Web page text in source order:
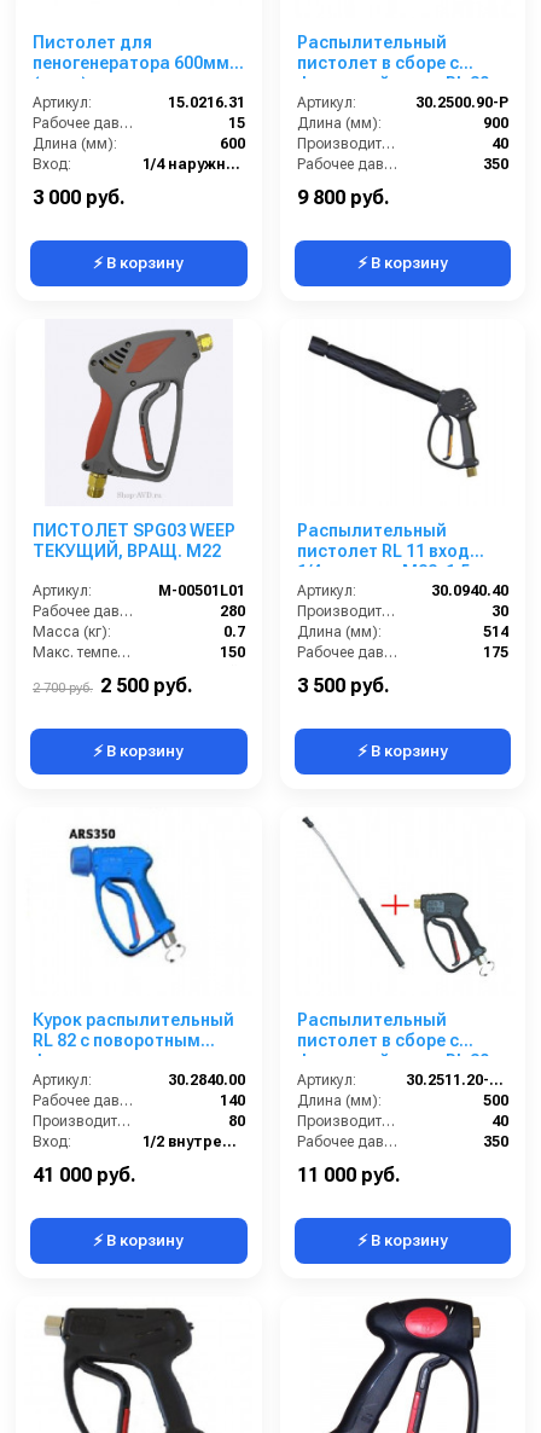
Пистолет для
пеногенератора 600мм.
(нерж) с
пеногенерирующим
соплом.
Артикул:
15.0216.31
Рабочее давление (бар):
15
Длина (мм):
600
Вход:
1/4 наружняя резьба
3 000 руб.
⚡ В корзину
Распылительный
пистолет в сборе с
форсункой курок RL 30
М22х1,5ш 900 мм (нерж).
Артикул:
30.2500.90-P
Длина (мм):
900
Производительность (л/мин):
40
Рабочее давление (бар):
350
9 800 руб.
⚡ В корзину
ПИСТОЛЕТ SРG03 WEEP
ТЕКУЩИЙ, ВРАЩ. M22
Артикул:
M-00501L01
Рабочее давление (бар):
280
Масса (кг):
0.7
Макс. температура воды на входе (°C):
150
TOR (Китай)
2 700 руб. 2 500 руб.
⚡ В корзину
Распылительный
пистолет RL 11 вход
1/4ш; выход М22х1,5г.
Артикул:
30.0940.40
Производительность (л/мин):
30
Длина (мм):
514
Рабочее давление (бар):
175
3 500 руб.
⚡ В корзину
Курок распылительный
RL 82 с поворотным
фитингом, нерж. сталь,
125 бар; вход 1/2г, выход
ARS350
Артикул:
30.2840.00
Рабочее давление (бар):
140
Производительность (л/мин):
80
Вход:
1/2 внутренняя резьба вращающаяся
41 000 руб.
⚡ В корзину
Распылительный
пистолет в сборе с
форсункой курок RL 30 +
поворот.фит.SМ22х1,5ш
500 мм. (Изогнутый)
Артикул:
30.2511.20-500 ZINK PA
Длина (мм):
500
Производительность (л/мин):
40
Рабочее давление (бар):
350
11 000 руб.
⚡ В корзину